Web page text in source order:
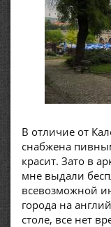
В отличие от
снабжена
красит. Зато в
мне выдали
всевозможной
города на
столе, все нет